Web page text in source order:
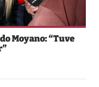
Moyano: “Tuve